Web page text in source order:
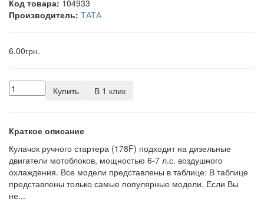
Код товара: 104933
Производитель: ТАТА
6.00грн.
Купить В 1 клик
Краткое описание
Кулачок ручного стартера (178F) подходит на дизельные
двигатели мотоблоков, мощностью 6-7 л.с. воздушного
охлаждения. Все модели представлены в таблице: В таблице
представлены только самые популярные модели. Если Вы
не...